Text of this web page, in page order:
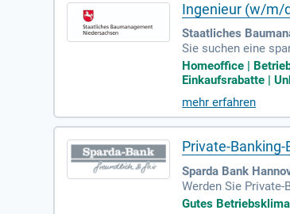
Ingenieur (w/m/
Staatliches
Sie suchen eine
inklusive Erd-,
hrung in der
Team haben, freuen
Homeoffice |
Einkaufsrabatte |
mehr erfahren
Private-
Sparda Bank
Werden Sie
ich für die
Gutes